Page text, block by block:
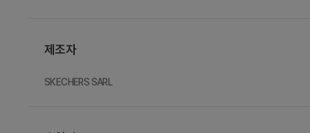
제조자
SKECHERS SARL